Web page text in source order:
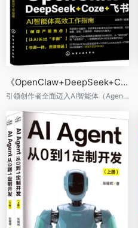
《OpenClaw+DeepSeek+Coze+飞书：AI智能体高效工作指南》
引领创作者全面迈入AI智能体（Agent）时代的自动化实战指南